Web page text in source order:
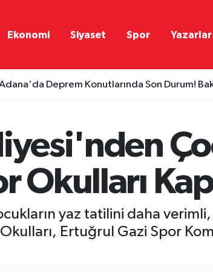
Ekonomi Siyaset Spor Yazarlar
Deprem Konutlarında Son Durum!
Okulları
yaz tatilini daha
Ertuğrul Gazi Spor